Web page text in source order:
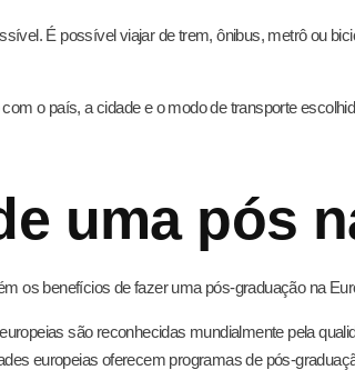
É possível viajar de trem, ônibus, metrô ou
o país, a cidade e o modo de transporte
uma pós
os benefícios de fazer uma pós-graduação na
são reconhecidas mundialmente pela
europeias oferecem programas de pós-